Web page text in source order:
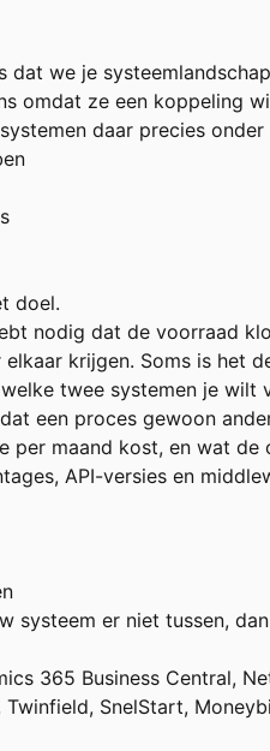
dat we je
omdat ze een
daar precies
doel.
nodig dat de voorraad
krijgen. Soms is het
twee systemen je
een proces gewoon
per maand kost, en wat
API-versies en
systeem er niet tussen,
365 Business Central,
Twinfield, SnelStart,